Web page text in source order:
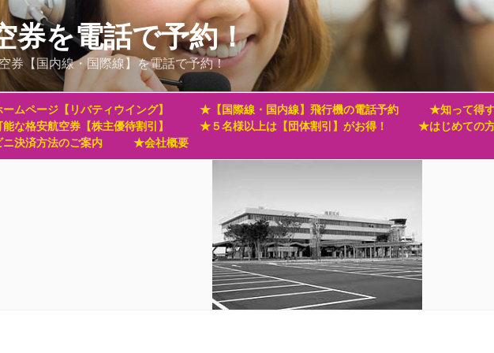
券を電話で予約！
券【国内線・国際線】を電話で予約！
ムページ【リバティウイング】 ★【国際線・国内線】飛行機の電話予約
★知って得
な格安航空券【株主優待割引】
★５名様以上は【団体割引】がお得！
★はじめての
決済方法のご案内
★会社概要